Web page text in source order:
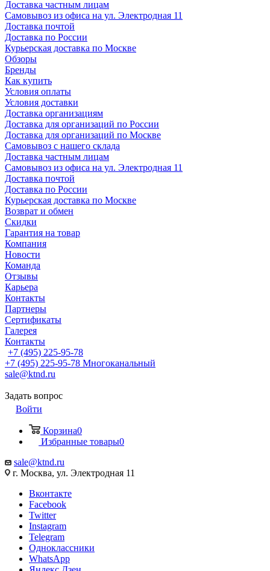
Доставка частным лицам
Самовывоз из офиса на ул. Электродная 11
Доставка почтой
Доставка по России
Курьерская доставка по Москве
Обзоры
Бренды
Как купить
Условия оплаты
Условия доставки
Доставка организациям
Доставка для организаций по России
Доставка для организаций по Москве
Самовывоз с нашего склада
Доставка частным лицам
Самовывоз из офиса на ул. Электродная 11
Доставка почтой
Доставка по России
Курьерская доставка по Москве
Возврат и обмен
Скидки
Гарантия на товар
Компания
Новости
Команда
Отзывы
Карьера
Контакты
Партнеры
Сертификаты
Галерея
Контакты
+7 (495) 225-95-78
+7 (495) 225-95-78 Многоканальный
sale@ktnd.ru
Задать вопрос
Войти
Корзина0
Избранные товары0
sale@ktnd.ru
г. Москва, ул. Электродная 11
Вконтакте
Facebook
Twitter
Instagram
Telegram
Одноклассники
WhatsApp